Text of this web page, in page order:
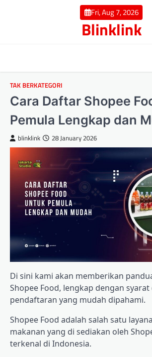
Fri, Aug 7, 2026
Blinklink
TAK BERKATEGORI
Cara Daftar Shopee
Pemula Lengkap dan
blinklink 28 January 2026
Di sini kami akan memberikan
Shopee Food, lengkap dengan
pendaftaran yang mudah dipahami.
Shopee Food adalah salah satu
makanan yang di sediakan oleh
terkenal di Indonesia.